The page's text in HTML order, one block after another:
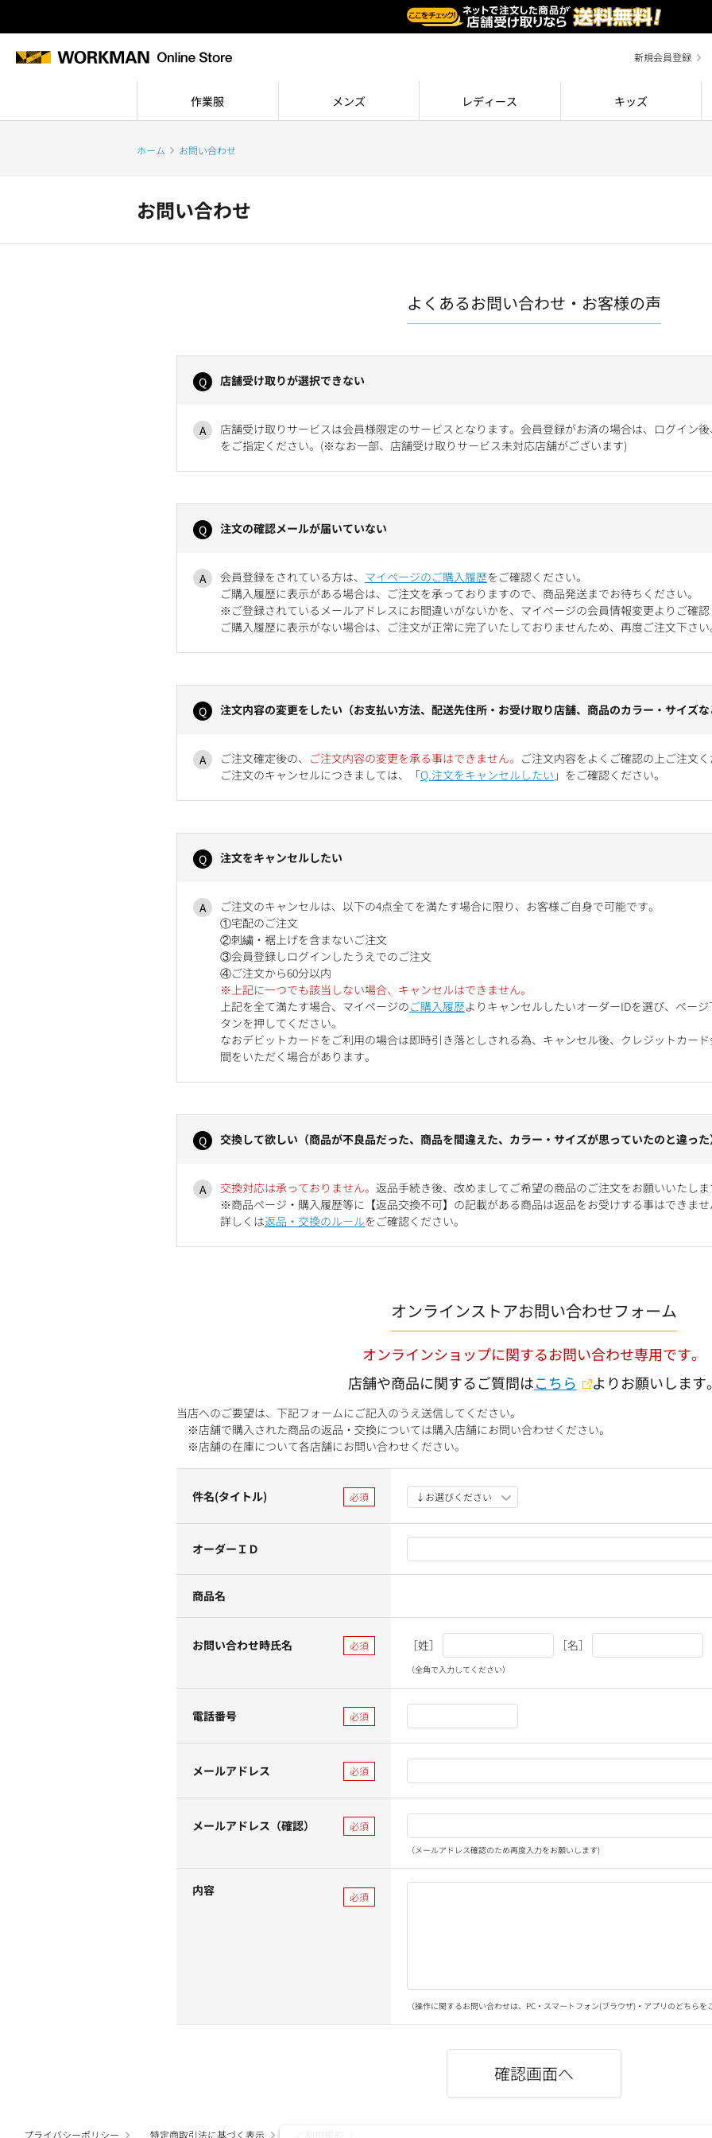
新規会員登録
作業服 メンズ レディース キッズ
ホーム お問い合わせ
お問い合わせ
よくあるお問い合わせ・お客様の声
店舗受け取りが選択できない
店舗受け取りサービスは会員様限定のサービスとなります。会員登録がお済の場合は、ログイン
をご指定ください。(※なお一部、店舗受け取りサービス未対応店舗がございます)
注文の確認メールが届いていない
会員登録をされている方は、 マイページのご購入履歴をご確認ください。
ご購入履歴に表示がある場合は、ご注文を承っておりますので、商品発送までお待ちください。
※ご登録されているメールアドレスにお間違いがないかを、マイページの会員情報変更よりご確認
ご購入履歴に表示がない場合は、ご注文が正常に完了いたしておりませんため、再度ご注文下さい
注文内容の変更をしたい（お支払い方法、配送先住所・お受け取り店舗、商品のカラー・サイズな
ご注文確定後の、 ご注文内容の変更を承る事はできません。 ご注文内容をよくご確認の上ご注文く
ご注文のキャンセルにつきましては、「Q.注文をキャンセルしたい 」をご確認ください。
注文をキャンセルしたい
ご注文のキャンセルは、以下の4点全てを満たす場合に限り、お客様ご自身で可能です。
①宅配のご注文
②刺繍・裾上げを含まないご注文
③会員登録しログインしたうえでのご注文
④ご注文から60分以内
※上記に一つでも該当しない場合、キャンセルはできません。
上記を全て満たす場合、マイページのご購入履歴よりキャンセルしたいオーダーIDを選び、ペー
タンを押してください。
なおデビットカードをご利用の場合は即時引き落としされる為、キャンセル後、クレジットカー
間をいただく場合があります。
交換して欲しい（商品が不良品だった、商品を間違えた、カラー・サイズが思っていたのと違った
交換対応は承っておりません。 返品手続き後、改めましてご希望の商品のご注文をお願いいたしま
※商品ページ・購入履歴等に【返品交換不可】の記載がある商品は返品をお受けする事はできませ
詳しくは返品・交換のルールをご確認ください。
オンラインストアお問い合わせフォーム
オンラインショップに関するお問い合わせ専用です。
店舗や商品に関するご質問はこちら よりお願いします。
当店へのご要望は、下記フォームにご記入のうえ送信してください。
※店舗で購入された商品の返品・交換については購入店舗にお問い合わせください。
※店舗の在庫について各店舗にお問い合わせください。
件名(タイトル)
オーダーＩＤ
商品名
お問い合わせ時氏名 ［姓］ ［名］
（全角で入力してください）
電話番号
メールアドレス
メールアドレス（確認）
（メールアドレス確認のため再度入力をお願いします)
内容
（操作に関するお問い合わせは、PC・スマートフォン(ブラウザ)・アプリのどちらを
プライバシーポリシー 特定商取引法に基づく表示 ご利用規約